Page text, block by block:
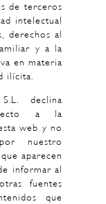
de terceros
intelectual
derechos al
y a la
en materia
ilícita.
declina
a la
web y no
nuestro
aparecen
informar al
fuentes
que